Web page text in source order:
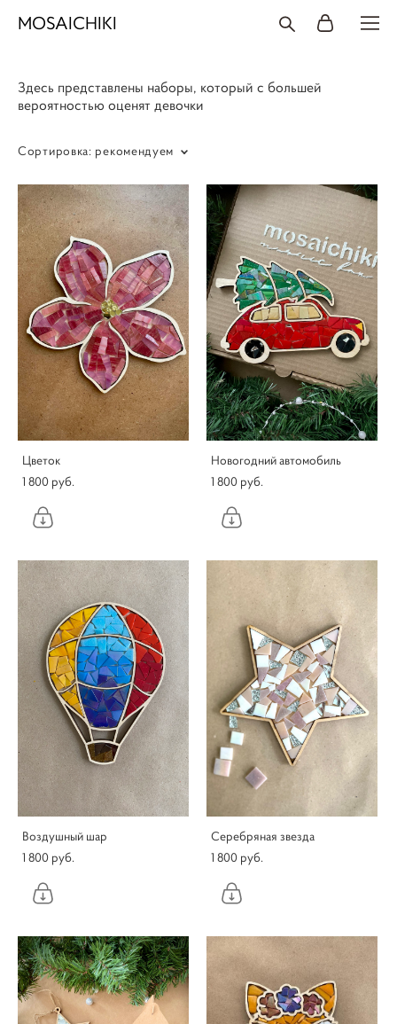
MOSAICHIKI
Здесь представлены наборы, который с большей
вероятностью оценят девочки
Сортировка: рекомендуем
Цветок
1 800 pуб.
Новогодний автомобиль
1 800 pуб.
Воздушный шар
1 800 pуб.
Серебряная звезда
1 800 pуб.